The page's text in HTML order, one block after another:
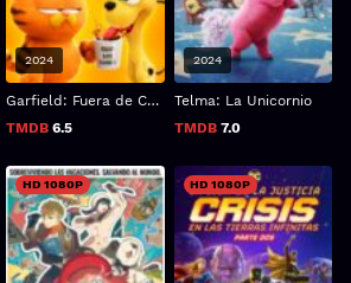
Garfield: Fuera de Casa
TMDB 6.5
2024
Telma: La Unicornio
TMDB7.0
2024
HD 1080P HD 1080P